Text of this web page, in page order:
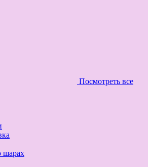
Посмотреть все
шарах